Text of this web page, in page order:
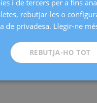
i internacionals presentant
i de tercers per a fins
rebutjar-les o
de privadesa. Llegir-ne
REBUTJA-HO TOT